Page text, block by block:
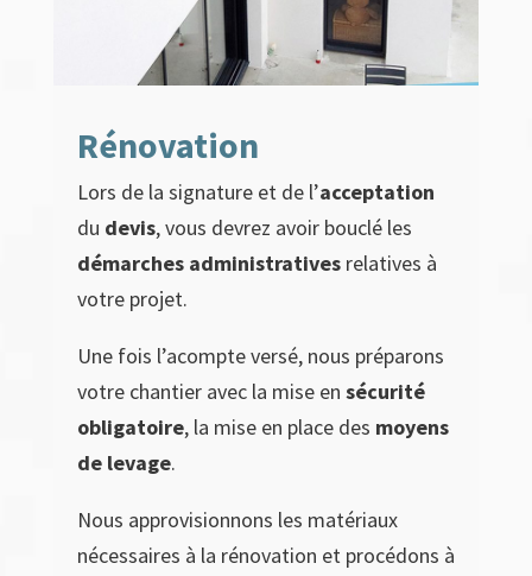
Rénovation
Lors de la signature et de l’acceptation
du devis, vous devrez avoir bouclé les
démarches administrativesrelatives à
votre projet.
Une fois l’acompte versé, nous préparons
votre chantier avec la mise en sécurité
obligatoire, la mise en place des moyens
de levage.
Nous approvisionnons les matériaux
nécessaires à la rénovation et procédons à